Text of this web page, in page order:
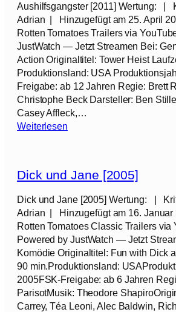
s
i
c
a
r
k
I
I
I
1
]
Aushilfsgangster [2011] Wertung: |
Adrian | Hinzugefügt am 25. April
Rotten Tomatoes Trailers via
JustWatch — Jetzt Streamen Bei:
Action Originaltitel: Tower Heist
Produktionsland: USA
Freigabe: ab 12 Jahren Regie: Brett
Christophe Beck Darsteller: Ben
Casey Affleck,…
Weiterlesen:
h
l
f
s
g
a
n
g
s
Dick und Jane [2005]
Dick und Jane [2005] Wertung: |
Adrian | Hinzugefügt am 16. Januar
Rotten Tomatoes Classic Trailers via
Powered by JustWatch — Jetzt
Komödie Originaltitel: Fun with Dick
90 min.Produktionsland:
2005FSK-Freigabe: ab 6 Jahren
ParisotMusik: Theodore
Carrey, Téa Leoni, Alec Baldwin,